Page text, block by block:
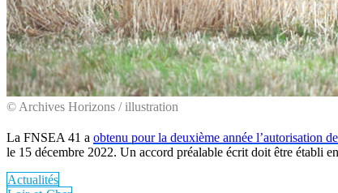
© Archives Horizons / illustration
La FNSEA 41 a obtenu pour la deuxième année l’autorisation
le 15 décembre 2022. Un accord préalable écrit doit être établi
Actualités